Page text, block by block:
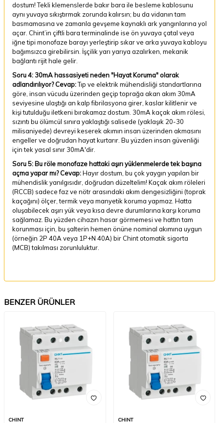
dostum! Tekli klemenslerde bakır bara ile besleme kablosunu
aynı yuvaya sıkıştırmak zorunda kalırsın; bu da vidanın tam
basmamasına ve zamanla gevşeme kaynaklı ark yangınlarına yol
açar. Chint’in çiftli bara terminalinde ise ön yuvaya çatal veya
iğne tipi monofaze barayı yerleştirip sıkar ve arka yuvaya kabloyu
bağımsızca girebilirsin. İşçilik yarı yarıya azalırken, mekanik
bağlantı rijit hale gelir.
Soru 4: 30mA hassasiyeti neden "Hayat Koruma" olarak
adlandırılıyor?Cevap:Tıp ve elektrik mühendisliği standartlarına
göre, insan vücudu üzerinden geçip toprağa akan akım 30mA
seviyesine ulaştığı an kalp fibrilasyona girer, kaslar kilitlenir ve
kişi tutulduğu iletkeni bırakamaz dostum. 30mA kaçak akım rölesi,
sızıntı bu ölümcül sınıra yaklaştığı salisede (yaklaşık 20-30
milisaniyede) devreyi keserek akımın insan üzerinden akmasını
engeller ve doğrudan hayat kurtarır. Bu yüzden insan güvenliği
için tek yasal sınır 30mA'dir.
Soru 5: Bu röle monofaze hattaki aşırı yüklenmelerde tek başına
açma yapar mı?Cevap:Hayır dostum, bu çok yaygın yapılan bir
mühendislik yanılgısıdır, doğrudan düzeltelim! Kaçak akım röleleri
(RCCB) sadece faz ve nötr arasındaki akım dengesizliğini (toprak
kaçağını) ölçer, termik veya manyetik koruma yapmaz. Hatta
oluşabilecek aşırı yük veya kısa devre durumlarına karşı koruma
sağlamaz. Bu yüzden cihazın hasar görmemesi ve hattın tam
korunması için, bu şalterin hemen önüne nominal akımına uygun
(örneğin 2P 40A veya 1P+N 40A) bir Chint otomatik sigorta
(MCB) takılması zorunluluktur.
BENZER ÜRÜNLER
CHINT CHINT